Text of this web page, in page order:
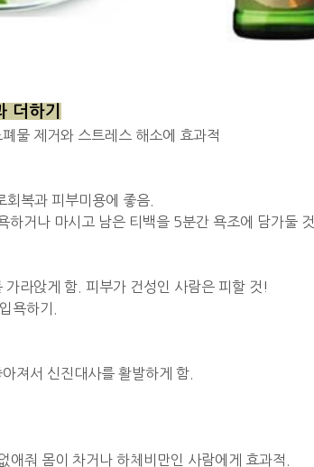
더하기
물 제거와 스트레스 해소에 효과적
복과 피부미용에 좋음.
하거나 마시고 남은 티백을 5분간 욕조에 담가둘 것.
라앉게 함. 피부가 건성인 사람은 피할 것!
욕하기.
져서 신진대사를 활발하게 함.
줘 몸이 차거나 하체비만인 사람에게 효과적.